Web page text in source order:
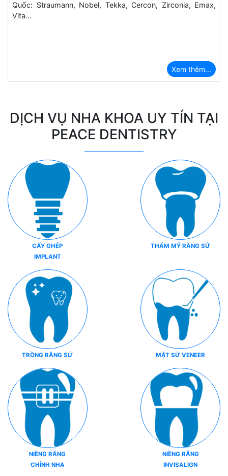
Quốc: Straumann, Nobel, Tekka, Cercon, Zirconia, Emax,
Vita...
Xem thêm...
DỊCH VỤ NHA KHOA UY TÍN TẠI
PEACE DENTISTRY
CẤY GHÉP
IMPLANT
THẨM MỸ RĂNG SỨ
TRỒNG RĂNG SỨ MẶT SỨ VENEER
NIỀNG RĂNG
CHỈNH NHA
NIỀNG RĂNG
INVISALIGN